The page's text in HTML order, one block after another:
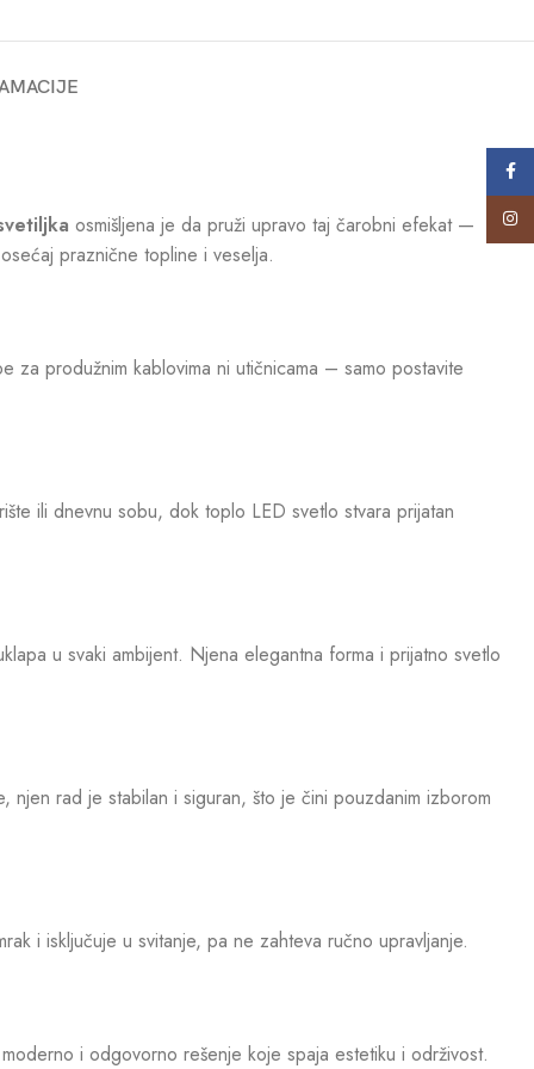
osmišljena je da pruži upravo taj čarobni efekat —
praznične topline i veselja.
za produžnim kablovima ni utičnicama – samo postavite
ili dnevnu sobu, dok toplo LED svetlo stvara prijatan
u svaki ambijent. Njena elegantna forma i prijatno svetlo
rad je stabilan i siguran, što je čini pouzdanim izborom
i isključuje u svitanje, pa ne zahteva ručno upravljanje.
i odgovorno rešenje koje spaja estetiku i održivost.